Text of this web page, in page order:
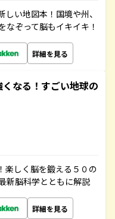
い地図本！国境や州、
ぞって脳もイキイキ！
詳細を見る
なる！すごい地球の
楽しく脳を鍛える５０の
新脳科学とともに解説
詳細を見る